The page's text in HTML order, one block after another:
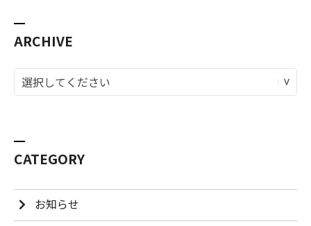
ARCHIVE
CATEGORY
お知らせ